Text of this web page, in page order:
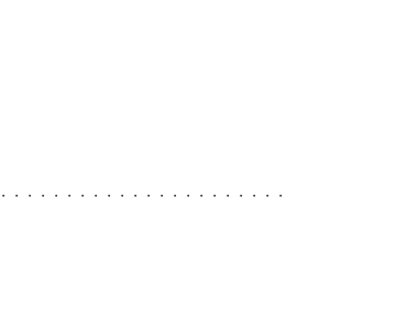
・・・・・・・・・・・・・・・・・・・・